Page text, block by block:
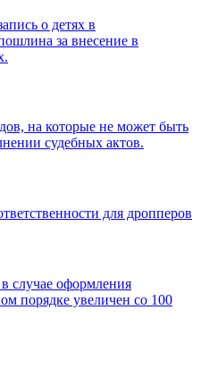
о детях в
за внесение в
на которые не может быть
судебных актов.
для дропперов
случае оформления
порядке увеличен со 100